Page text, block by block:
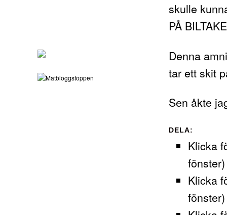
skulle
PÅ
Denna
tar ett skit
Sen åkte
DELA:
Klicka
fönster)
Klicka
fönster)